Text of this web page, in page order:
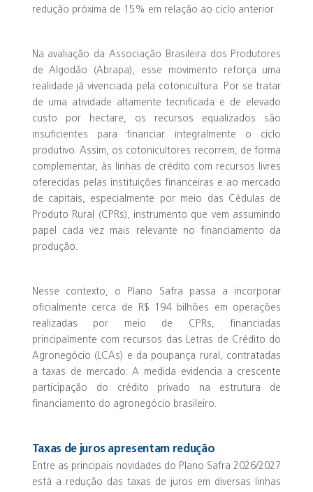
redução próxima de 15% em relação ao ciclo anterior.
Na avaliação da Associação Brasileira dos Produtores
de Algodão (Abrapa), esse movimento reforça uma
realidade já vivenciada pela cotonicultura. Por se tratar
de uma atividade altamente tecnificada e de elevado
custo por hectare, os recursos equalizados são
insuficientes para financiar integralmente o ciclo
produtivo. Assim, os cotonicultores recorrem, de forma
complementar, às linhas de crédito com recursos livres
oferecidas pelas instituições financeiras e ao mercado
de capitais, especialmente por meio das Cédulas de
Produto Rural (CPRs), instrumento que vem assumindo
papel cada vez mais relevante no financiamento da
produção.
Nesse contexto, o Plano Safra passa a incorporar
oficialmente cerca de R$ 194 bilhões em operações
realizadas por meio de CPRs, financiadas
principalmente com recursos das Letras de Crédito do
Agronegócio (LCAs) e da poupança rural, contratadas
a taxas de mercado. A medida evidencia a crescente
participação do crédito privado na estrutura de
financiamento do agronegócio brasileiro.
Taxas de juros apresentam redução
Entre as principais novidades do Plano Safra 2026/2027
está a redução das taxas de juros em diversas linhas